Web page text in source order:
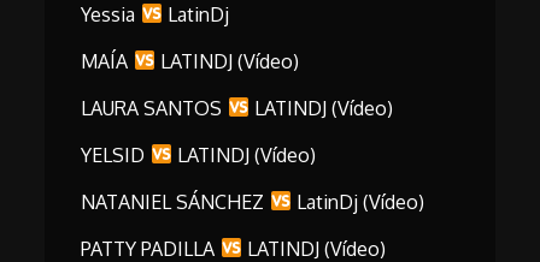
Yessia
LatinDj
MAÍA
LATINDJ (vídeo)
LAURA SANTOS
LATINDJ (vídeo)
YELSID
LATINDJ (vídeo)
NATANIEL SÁNCHEZ
LatinDj (vídeo)
PATTY PADILLA
LATINDJ (vídeo)